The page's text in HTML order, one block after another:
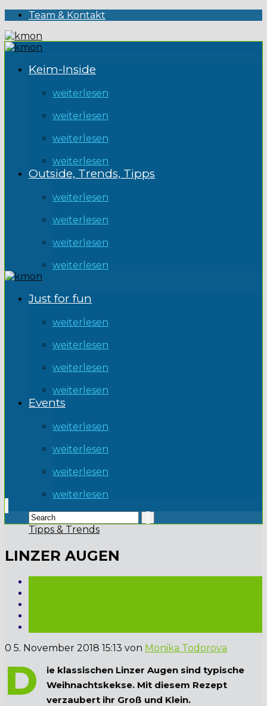
Team & Kontakt
Keim-Inside
weiterlesen
weiterlesen
weiterlesen
weiterlesen
Outside, Trends, Tipps
weiterlesen
weiterlesen
weiterlesen
weiterlesen
Just for fun
weiterlesen
weiterlesen
weiterlesen
weiterlesen
Events
weiterlesen
weiterlesen
weiterlesen
weiterlesen
Tipps & Trends
LINZER AUGEN
0 5. November 2018 15:13 von Monika Todorova
D
ie klassischen Linzer Augen sind typische
Weihnachtskekse. Mit diesem Rezept
verzaubert ihr Groß und Klein.